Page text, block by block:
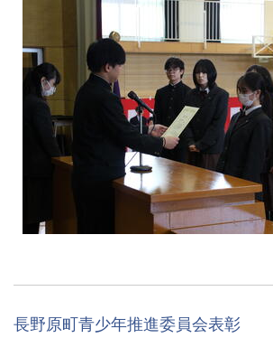
長野原町青少年推進委員会表彰